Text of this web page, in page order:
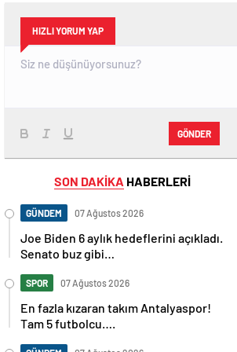
HIZLI YORUM YAP
GÖNDER
SON DAKİKA HABERLERİ
GÜNDEM 07 Ağustos 2026
Joe Biden 6 aylık hedeflerini açıkladı.
Senato buz gibi…
SPOR 07 Ağustos 2026
En fazla kızaran takım Antalyaspor!
Tam 5 futbolcu….